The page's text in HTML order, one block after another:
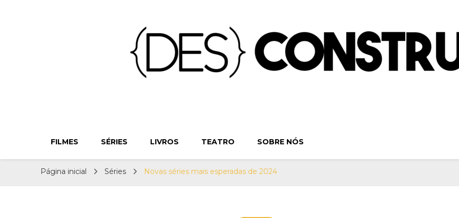
{Des}Construindo o Verbo
Teatro e
FILMES SÉRIES LIVROS TEATRO SOBRE NÓS
Página inicial Séries Novas séries mais esperadas de 2024